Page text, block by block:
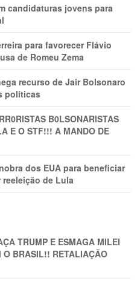
candidaturas jovens para
para favorecer Flávio
de Romeu Zema
recurso de Jair Bolsonaro
políticas
B0LSONARlSTAS
E O STF!!! A MANDO DE
dos EUA para beneficiar
de Lula
TRUMP E ESMAGA MILEI
O BRASIL!! RETALIAÇÃO